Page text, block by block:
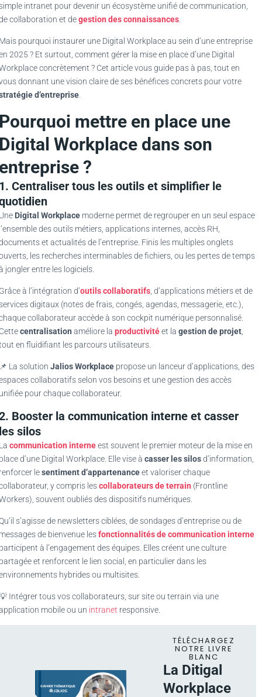
intranet pour devenir un écosystème unifié de communication,
collaboration et degestion des connaissances
pourquoi instaurer une Digital Workplace au sein d’une entreprise
2025 ? Et surtout, comment gérer la mise en place d’une Digital
concrètement ? Cet article vous guide pas à pas, tout en
donnant une vision claire de ses bénéfices concrets pour votre
d’entreprise
mettre en place une
Workplace dans son
?
Centraliser tous les outils et simplifier le
Digital Workplace moderne permet de regrouper en un seul espace
des outils métiers, applications internes, accès RH,
et actualités de l’entreprise. Finis les multiples onglets
les recherches interminables de fichiers, ou les pertes de temps
jongler entre les logiciels.
à l’intégration d’outils collaboratifs , d’applications métiers et de
digitaux (notes de frais, congés, agendas, messagerie, etc.),
collaborateur accède à son cockpit numérique personnalisé.
centralisation améliore la productivitéet la gestion de projet
en fluidifiant les parcours utilisateurs.
La solution Jalios Workplace propose un lanceur d’applications, des
collaboratifs selon vos besoins et une gestion des accès
pour chaque collaborateur.
Booster la communication interne et casser
silos
communication interneest souvent le premier moteur de la mise en
d’une Digital Workplace. Elle vise à casser les silosd’information,
lesentiment d’appartenanceet valoriser chaque
y compris lescollaborateurs de terrain (Frontline
souvent oubliés des dispositifs numériques.
s’agisse de newsletters ciblées, de sondages d’entreprise ou de
de bienvenue lesfonctionnalités de communication interne
à l’engagement des équipes. Elles créent une culture
et renforcent le lien social, en particulier dans les
hybrides ou multisites.
Intégrer tous vos collaborateurs, sur site ou terrain via une
mobile ou un intranet responsive.
TÉLÉCHARGEZ
NOTRE LIVRE
BLANC
La Ditigal
Workplace